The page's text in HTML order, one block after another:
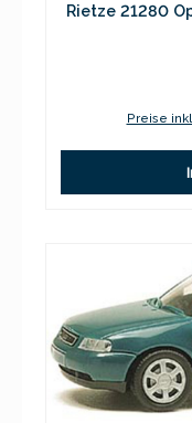
Rietze 21280
Preise